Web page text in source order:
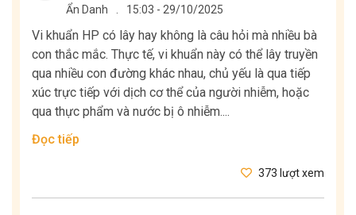
Ẩn Danh 15:03 - 29/10/2025
Vi khuẩn HP có lây hay không là câu hỏi mà nhiều bà
con thắc mắc. Thực tế, vi khuẩn này có thể lây truyền
qua nhiều con đường khác nhau, chủ yếu là qua tiếp
xúc trực tiếp với dịch cơ thể của người nhiễm, hoặc
qua thực phẩm và nước bị ô nhiễm....
Đọc tiếp
373 lượt xem